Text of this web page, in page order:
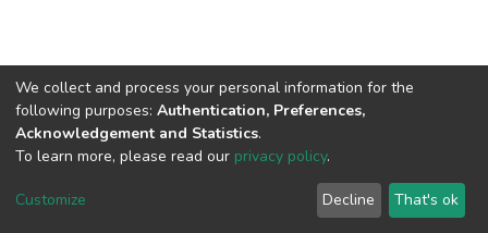
DSpace software copyright © 2002-2026
Cookie
End User
Agreement
Send
Feedback
We collect and process your personal information for the
following purposes: Authentication, Preferences,
Acknowledgement and Statistics.
To learn more, please read our privacy policy.
Customize Decline That's ok